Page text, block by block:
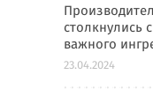
столкнулись
важного
23.04.2024